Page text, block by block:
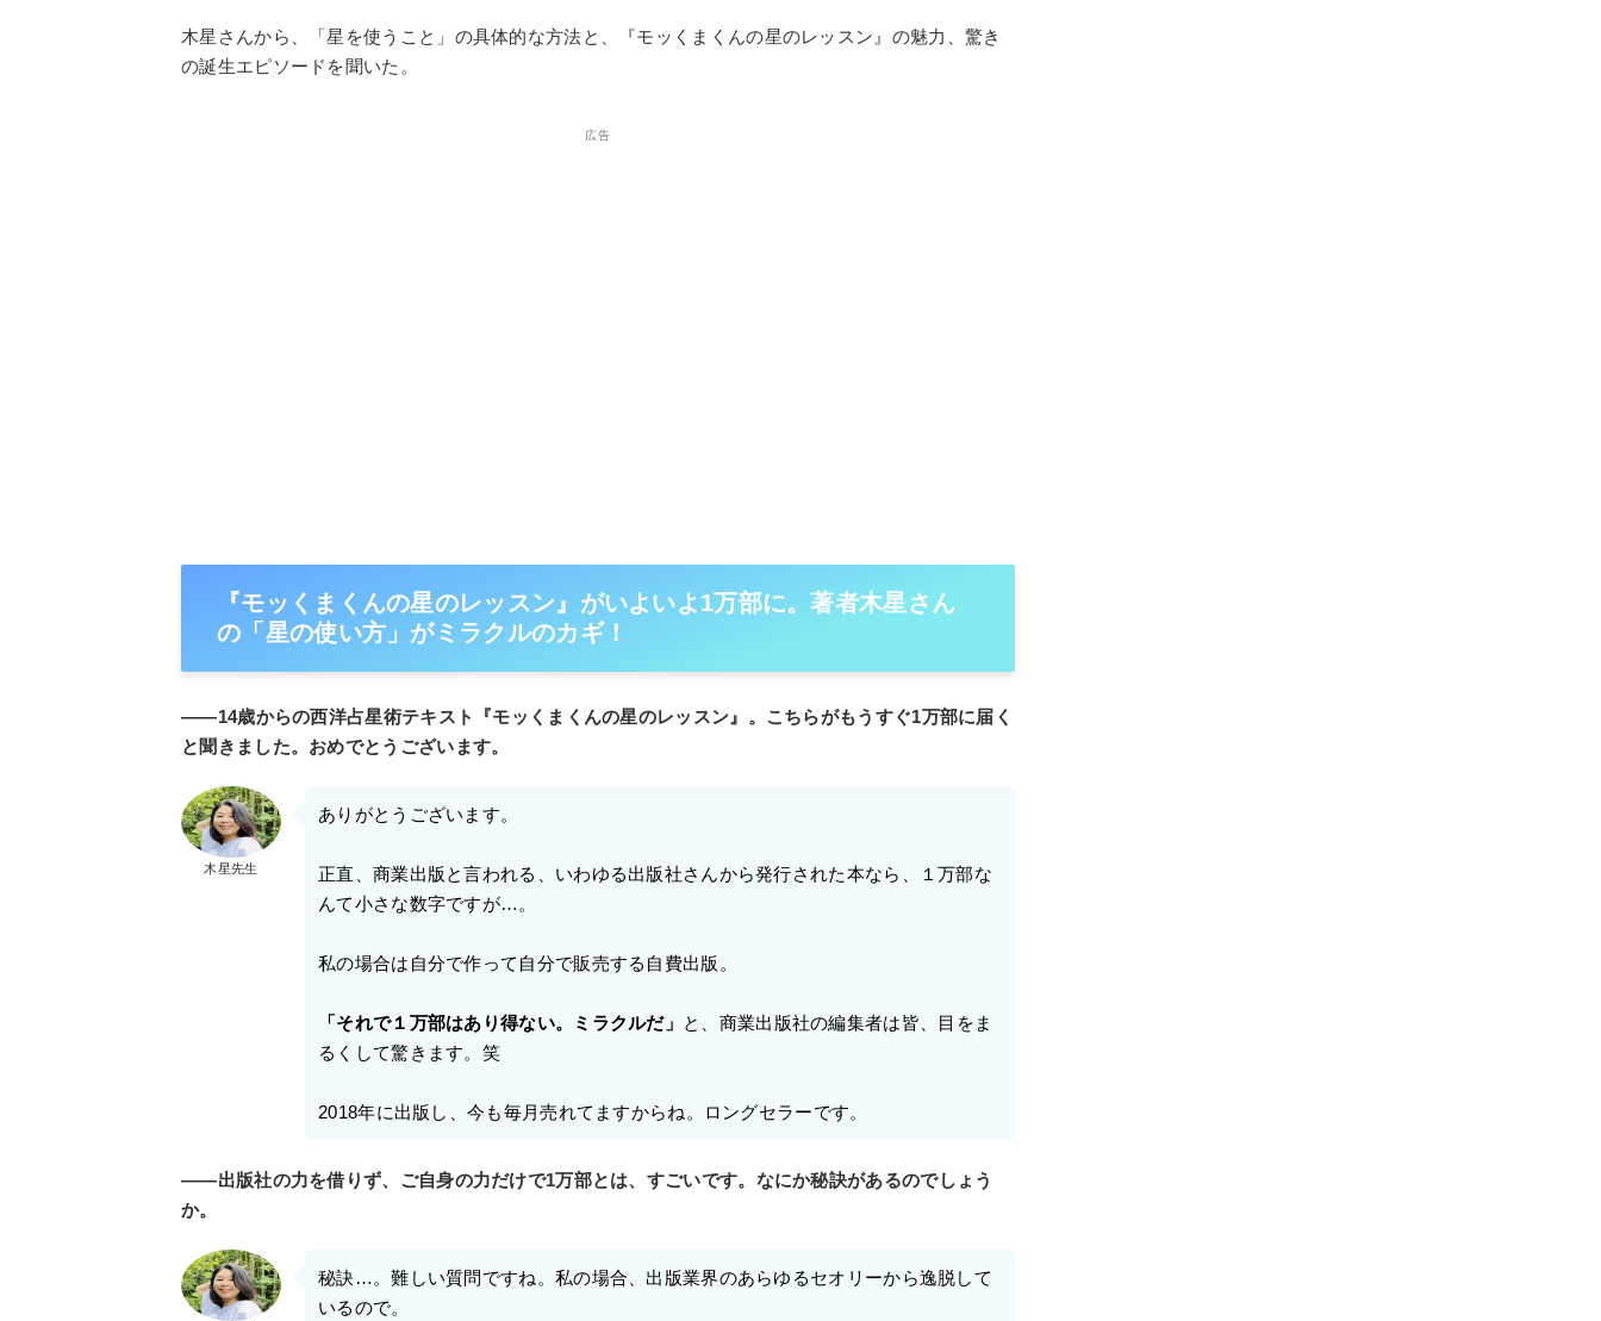
木星さんから、「星を使うこと」の具体的な方法と、『モッくまくんの星のレッスン』の魅力、驚き
の誕生エピソードを聞いた。
広告
『モッくまくんの星のレッスン』がいよいよ1万部に。著者木星さん
の「星の使い方」がミラクルのカギ！
――14歳からの西洋占星術テキスト『モッくまくんの星のレッスン』。こちらがもうすぐ1万部に届く
と聞きました。おめでとうございます。
木星先生
ありがとうございます。
正直、商業出版と言われる、いわゆる出版社さんから発行された本なら、１万部な
んて小さな数字ですが…。
私の場合は自分で作って自分で販売する自費出版。
「それで１万部はあり得ない。ミラクルだ」 と、商業出版社の編集者は皆、目をま
るくして驚きます。笑
2018年に出版し、今も毎月売れてますからね。ロングセラーです。
――出版社の力を借りず、ご自身の力だけで1万部とは、すごいです。なにか秘訣があるのでしょう
か。
秘訣…。難しい質問ですね。私の場合、出版業界のあらゆるセオリーから逸脱して
いるので。